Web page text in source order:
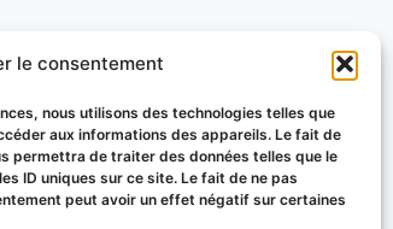
le consentement
nous utilisons des technologies telles que
aux informations des appareils. Le fait de
permettra de traiter des données telles que le
ID uniques sur ce site. Le fait de ne pas
peut avoir un effet négatif sur certaines